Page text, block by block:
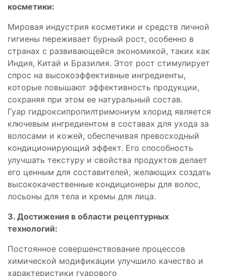
косметики:
Мировая индустрия косметики и средств личной
гигиены переживает бурный рост, особенно в
странах с развивающейся экономикой, таких как
Индия, Китай и Бразилия. Этот рост стимулирует
спрос на высокоэффективные ингредиенты,
которые повышают эффективность продукции,
сохраняя при этом ее натуральный состав.
Гуар гидроксипропилтримониум хлорид является
ключевым ингредиентом в составах для ухода за
волосами и кожей, обеспечивая превосходный
кондиционирующий эффект. Его способность
улучшать текстуру и свойства продуктов делает
его ценным для составителей, желающих создать
высококачественные кондиционеры для волос,
лосьоны для тела и кремы для лица.
3. Достижения в области рецептурных
технологий:
Постоянное совершенствование процессов
химической модификации улучшило качество и
характеристики гуарового